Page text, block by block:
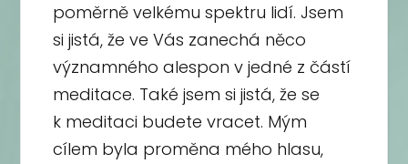
poměrně velkému spektru lidí. Jsem
si jistá, že ve Vás zanechá něco
významného alespon v jedné z částí
meditace. Také jsem si jistá, že se
k meditaci budete vracet. Mým
cílem byla proměna mého hlasu,